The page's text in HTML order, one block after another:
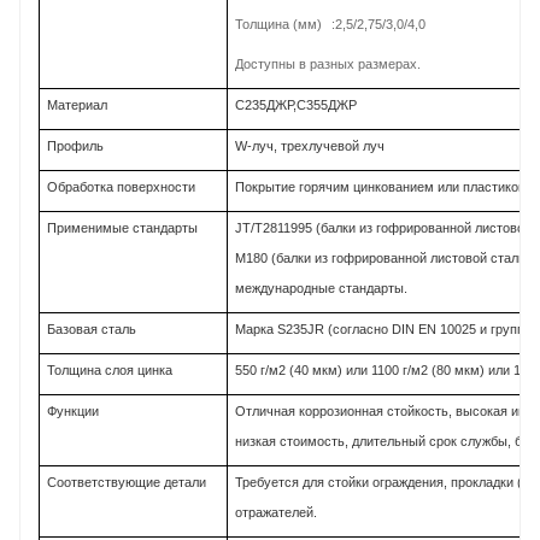
Толщина (мм) :2,5/2,75/3,0/4,0
Доступны в разных размерах.
Материал С235ДЖР,С355ДЖР
Профиль W-луч, трехлучевой луч
Обработка поверхности Покрытие горячим цинкованием или
Применимые стандарты JT/T2811995 (балки из гофрированной листовой
M180 (балки из гофрированной листовой
международные стандарты.
Базовая сталь Марка S235JR (согласно DIN EN 10025 и
Толщина слоя цинка 550 г/м2 (40 мкм) или 1100 г/м2 (80 мкм) или
Функции Отличная коррозионная стойкость, высокая
низкая стоимость, длительный срок службы,
Соответствующие детали Требуется для стойки ограждения, прокладки
отражателей.